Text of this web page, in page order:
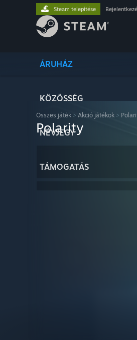
ÁRUHÁZ
KÖZÖSSÉG
NÉVJEGY
TÁMOGATÁS
Steam telepítése
Összes játék > Akció játékok >
Polarity